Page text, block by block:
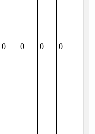
0 0 0 0